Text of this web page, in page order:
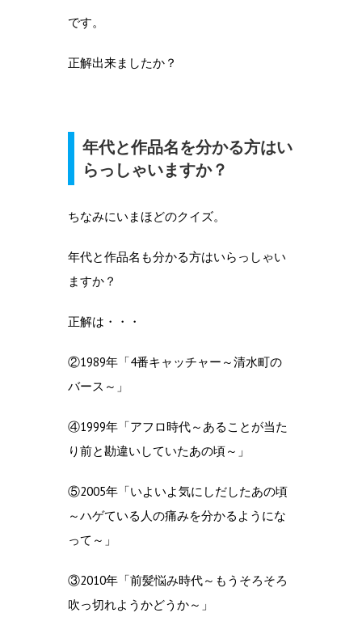
です。
正解出来ましたか？
年代と作品名を分かる方はい
らっしゃいますか？
ちなみにいまほどのクイズ。
年代と作品名も分かる方はいらっしゃい
ますか？
正解は・・・
②1989年「4番キャッチャー～清水町の
バース～」
④1999年「アフロ時代～あることが当た
り前と勘違いしていたあの頃～」
⑤2005年「いよいよ気にしだしたあの頃
～ハゲている人の痛みを分かるようにな
って～」
③2010年「前髪悩み時代～もうそろそろ
吹っ切れようかどうか～」